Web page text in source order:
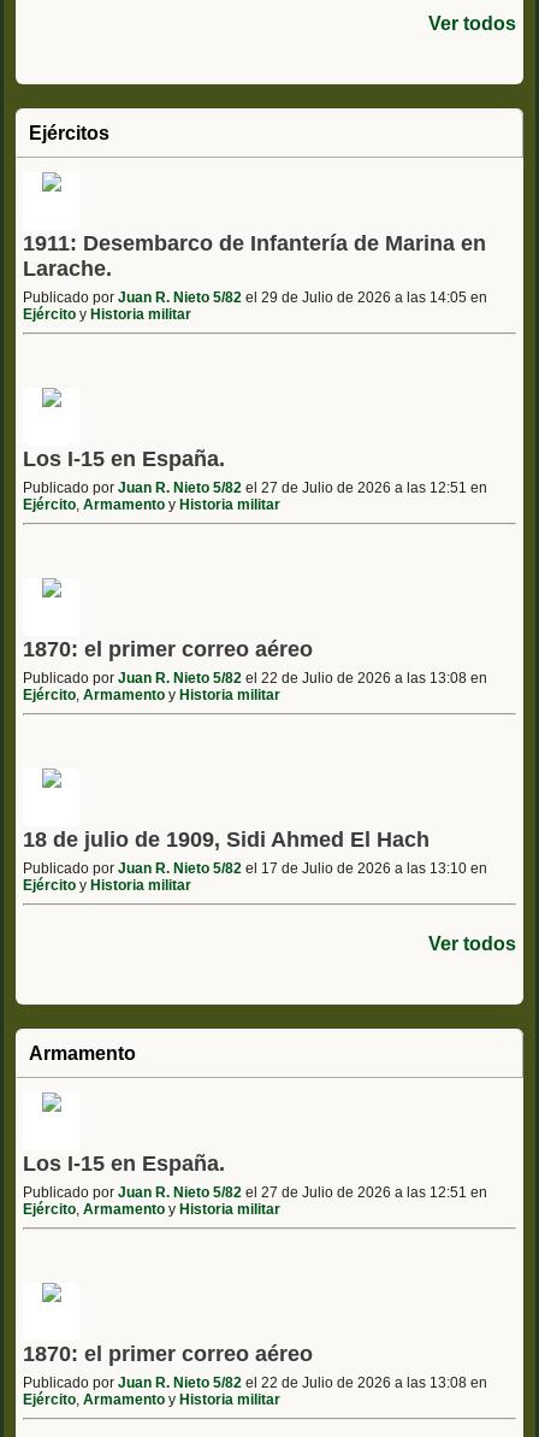
Ver todos
Ejércitos
1911: Desembarco de Infantería de Marina en
Larache.
Publicado por Juan R. Nieto 5/82 el 29 de Julio de 2026 a las 14:05 en
Ejército y Historia militar
Los I-15 en España.
Publicado por Juan R. Nieto 5/82 el 27 de Julio de 2026 a las 12:51 en
Ejército Armamento y Historia militar
1870: el primer correo aéreo
Publicado por Juan R. Nieto 5/82 el 22 de Julio de 2026 a las 13:08 en
Ejército Armamento y Historia militar
18 de julio de 1909, Sidi Ahmed El Hach
Publicado por Juan R. Nieto 5/82 el 17 de Julio de 2026 a las 13:10 en
Ejército y Historia militar
Ver todos
Armamento
Los I-15 en España.
Publicado por Juan R. Nieto 5/82 el 27 de Julio de 2026 a las 12:51 en
Ejército Armamento y Historia militar
1870: el primer correo aéreo
Publicado por Juan R. Nieto 5/82 el 22 de Julio de 2026 a las 13:08 en
Ejército Armamento y Historia militar